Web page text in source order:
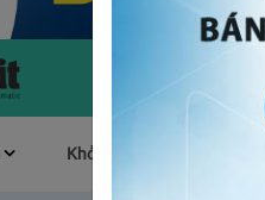
Khởi Nghiệp